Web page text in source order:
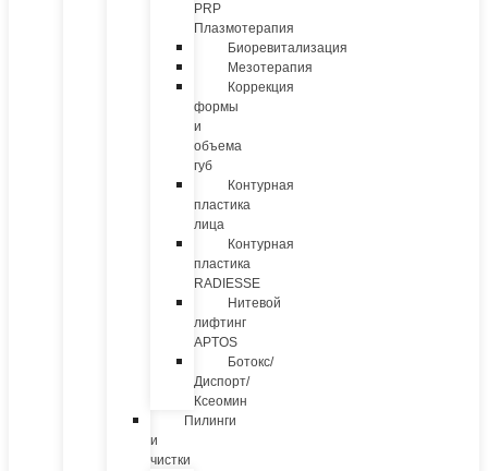
PRP
Плазмотерапия
Биоревитализация
Мезотерапия
Коррекция
формы
и
объема
губ
Контурная
пластика
лица
Контурная
пластика
RADIESSE
Нитевой
лифтинг
APTOS
Ботокс/
Диспорт/
Ксеомин
Пилинги
и
чистки